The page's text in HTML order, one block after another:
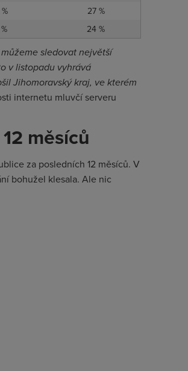
27 %
24 %
sledovat největší
v listopadu vyhrává
Jihomoravský kraj, ve kterém
internetu mluvčí serveru
měsíců
za posledních 12 měsíců. V
bohužel klesala. Ale nic